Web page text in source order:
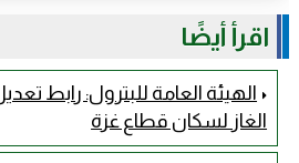
اقرأ أيضًا
الهيئة العامة للبترول: رابط
الغاز لسكان قطاع غزة